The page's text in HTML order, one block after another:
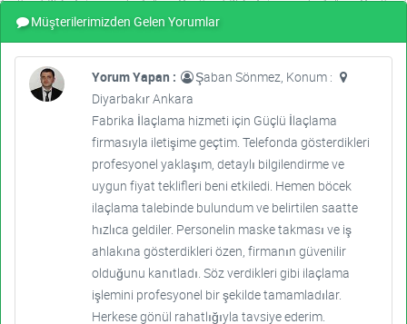
Müşterilerimizden Gelen Yorumlar
Yorum Yapan :
Şaban Sönmez, Konum :
Diyarbakır Ankara
Fabrika İlaçlama hizmeti için Güçlü İlaçlama
firmasıyla iletişime geçtim. Telefonda gösterdikleri
profesyonel yaklaşım, detaylı bilgilendirme ve
uygun fiyat teklifleri beni etkiledi. Hemen böcek
ilaçlama talebinde bulundum ve belirtilen saatte
hızlıca geldiler. Personelin maske takması ve iş
ahlakına gösterdikleri özen, firmanın güvenilir
olduğunu kanıtladı. Söz verdikleri gibi ilaçlama
işlemini profesyonel bir şekilde tamamladılar.
Herkese gönül rahatlığıyla tavsiye ederim.